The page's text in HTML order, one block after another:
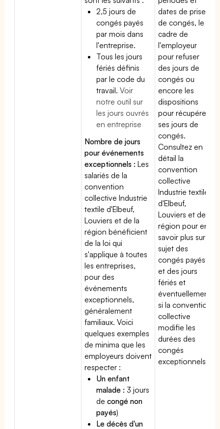
2,5 jours de
congés payés
par mois dans
l'entreprise.
Tous les jours
fériés définis
par le code du
travail.Voir
notre outil sur
les jours ouvrés
en entreprise
Nombre de jours
pour événements
exceptionnels : Les
salariés de la
convention
collective Industrie
textile d'Elbeuf,
Louviers et de la
région bénéficient
de la loi qui
s'applique à toutes
les entreprises,
pour des
événements
exceptionnels,
généralement
familiaux. Voici
quelques exemples
de minima que les
employeurs doivent
respecter :
Un enfant
malade : 3 jours
decongé non
payés)
Le décès d'un
dates de prise
de congés, le
cadre de
l'employeur
pour refuser
des jours de
congés ou
encore les
dispositions
pour récupérer
ses jours de
congés.
Consultez en
détail la
convention
collective
Industrie textile
d'Elbeuf,
Louviers et de la
région pour en
savoir plus sur le
sujet des
congés payés
et des jours
fériés et
éventuellement
si la convention
collective
modifie les
durées des
congés
exceptionnels.